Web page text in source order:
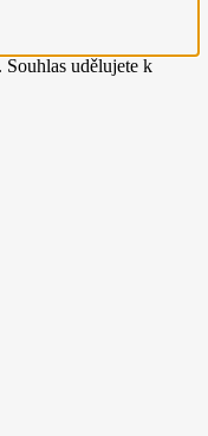
Souhlas udělujete k